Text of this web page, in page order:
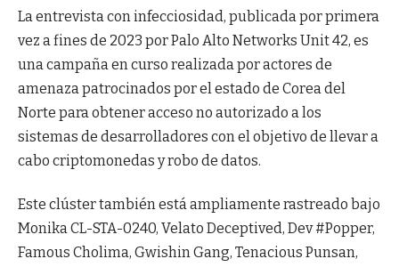
La entrevista con infecciosidad, publicada por primera
vez a fines de 2023 por Palo Alto Networks Unit 42, es
una campaña en curso realizada por actores de
amenaza patrocinados por el estado de Corea del
Norte para obtener acceso no autorizado a los
sistemas de desarrolladores con el objetivo de llevar a
cabo criptomonedas y robo de datos.
Este clúster también está ampliamente rastreado bajo
Monika CL-STA-0240, Velato Deceptived, Dev #Popper,
Famous Cholima, Gwishin Gang, Tenacious Punsan,